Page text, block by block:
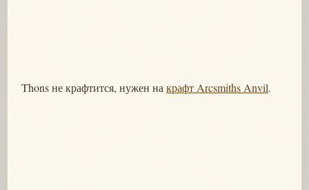
Thons не крафтится, нужен на крафт Arcsmiths Anvil.